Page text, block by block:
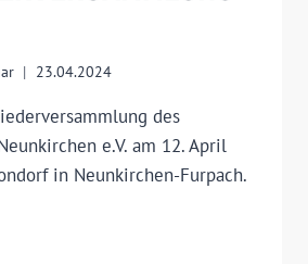
23.04.2024
des
e.V. am 12. April
in Neunkirchen-Furpach.